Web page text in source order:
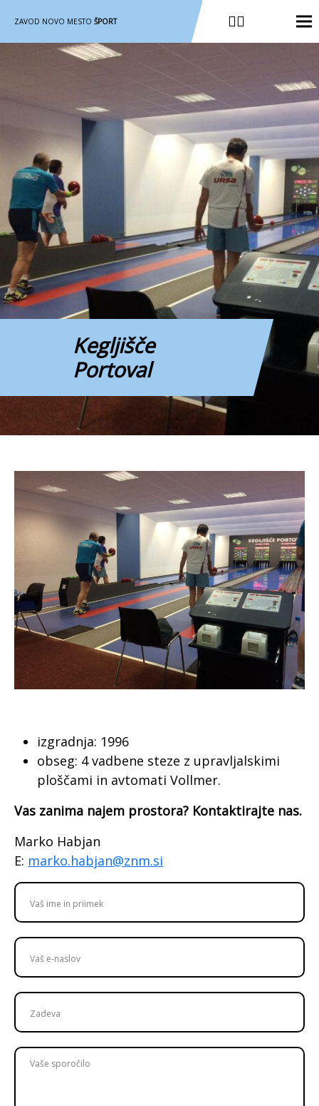
ZAVOD NOVO MESTO ŠPORT
Kegljišče
Portoval
izgradnja: 1996
obseg: 4 vadbene steze z upravljalskimi
ploščami in avtomati Vollmer.
Vas zanima najem prostora? Kontaktirajte nas.
Marko Habjan
E: marko.habjan@znm.si